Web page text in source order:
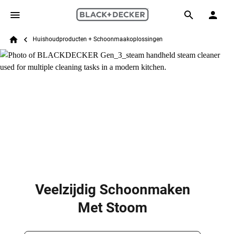
Skip to main content
Search
Breadcrumb
Huishoudproducten + Schoonmaakoplossingen
Veelzijdig Schoonmaken
Met Stoom